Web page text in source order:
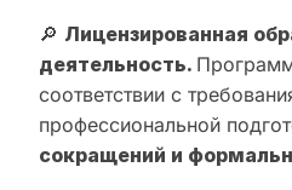
🔎 Лицензированная
деятельность.
соответствии с
профессиональной
сокращений и